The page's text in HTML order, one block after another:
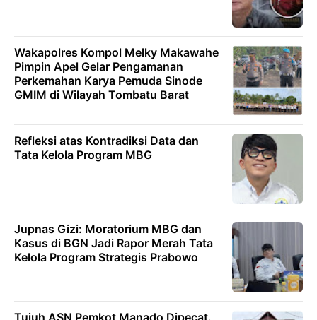
Wakapolres Kompol Melky Makawahe
Pimpin Apel Gelar Pengamanan
Perkemahan Karya Pemuda Sinode
GMIM di Wilayah Tombatu Barat
Refleksi atas Kontradiksi Data dan
Tata Kelola Program MBG
Jupnas Gizi: Moratorium MBG dan
Kasus di BGN Jadi Rapor Merah Tata
Kelola Program Strategis Prabowo
Tujuh ASN Pemkot Manado Dipecat.